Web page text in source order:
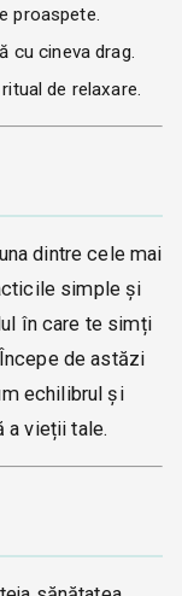
proaspete.
cu cineva drag.
de relaxare.
dintre cele mai
simple și
în care te simți
de astăzi
echilibrul și
a vieții tale.